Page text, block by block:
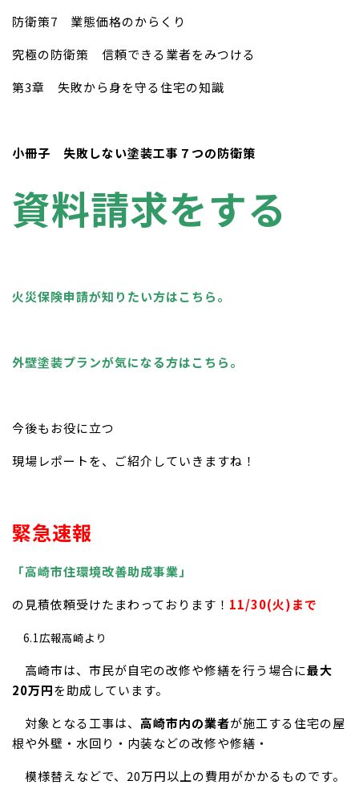
防衛策7 業態価格のからくり
究極の防衛策 信頼できる業者をみつける
第3章 失敗から身を守る住宅の知識
小冊子 失敗しない塗装工事７つの防衛策
資料請求をする
火災保険申請が知りたい方はこちら。
外壁塗装プランが気になる方はこちら。
今後もお役に立つ
現場レポートを、ご紹介していきますね！
緊急速報
「高崎市住環境改善助成事業」
の見積依頼受けたまわっております！ 11/30(火)まで
6.1広報高崎より
高崎市は、市民が自宅の改修や修繕を行う場合に最大
20万円を助成しています。
対象となる工事は、 高崎市内の業者が施工する住宅の屋
根や外壁・水回り・内装などの改修や修繕・
模様替えなどで、20万円以上の費用がかかるものです。